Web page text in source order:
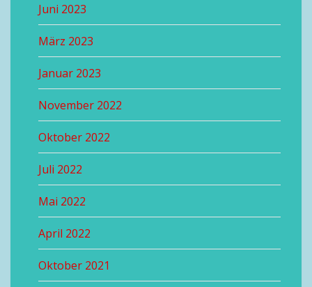
Juni 2023
März 2023
Januar 2023
November 2022
Oktober 2022
Juli 2022
Mai 2022
April 2022
Oktober 2021